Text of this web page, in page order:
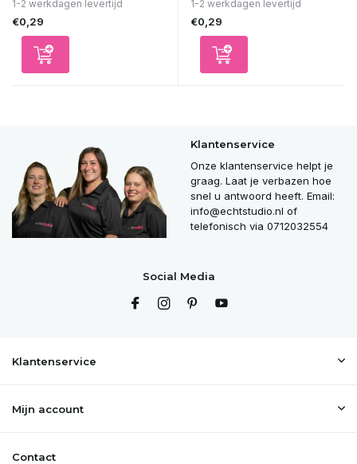
1-2 werkdagen levertijd
€0,29
1-2 werkdagen levertijd
€0,29
Klantenservice
Onze klantenservice helpt je
graag. Laat je verbazen hoe
snel u antwoord heeft. Email:
info@echtstudio.nl of
telefonisch via 0712032554
Social Media
Klantenservice
Mijn account
Contact